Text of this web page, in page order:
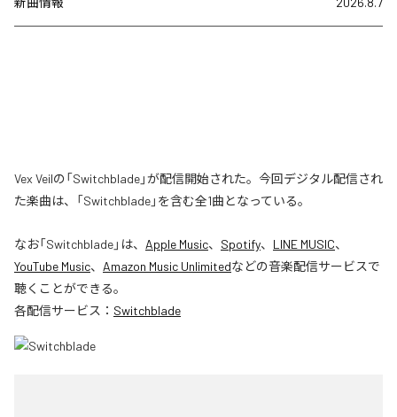
Vex Veilの「Switchblade」が配信開始された。今回デジタル配信され
た楽曲は、「Switchblade」を含む全1曲となっている。
なお「Switchblade」は、 Apple Music、 Spotify、 LINE MUSIC、
YouTube Music、 Amazon Music Unlimitedなどの音楽配信サービスで
聴くことができる。
各配信サービス： Switchblade